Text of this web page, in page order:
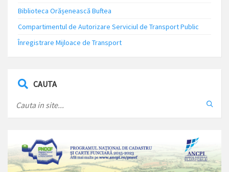
Biblioteca Orășenească Buftea
Compartimentul de Autorizare Serviciul de Transport Public
Înregistrare Mijloace de Transport
CAUTA